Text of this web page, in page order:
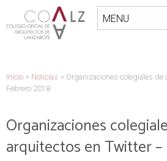
Inicio > Noticias > Organizaciones colegiales
Febrero 2018
Organizaciones
arquitectos en Twitter –